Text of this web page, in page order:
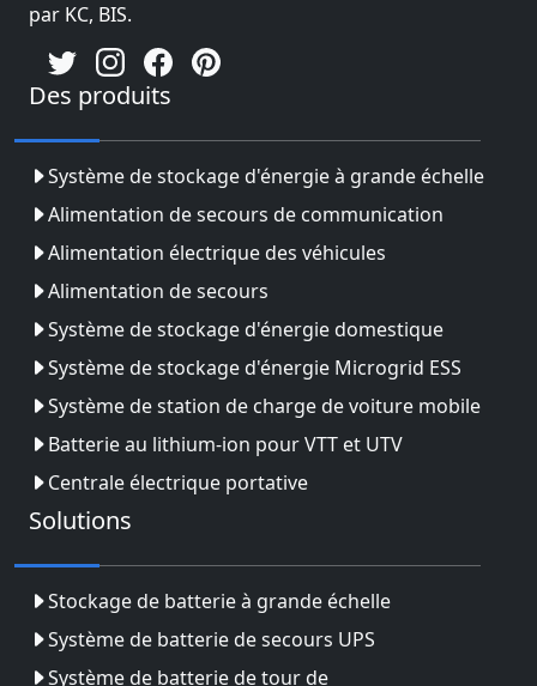
par KC, BIS.
Des produits
Système de stockage d'énergie à grande échelle
Alimentation de secours de communication
Alimentation électrique des véhicules
Alimentation de secours
Système de stockage d'énergie domestique
Système de stockage d'énergie Microgrid ESS
Système de station de charge de voiture mobile
Batterie au lithium-ion pour VTT et UTV
Centrale électrique portative
Solutions
Stockage de batterie à grande échelle
Système de batterie de secours UPS
Système de batterie de tour de